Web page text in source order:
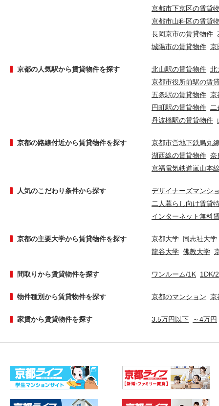
京都市下京区の賃貸
京都市山科区の賃貸
長岡京市の賃貸物件
城陽市の賃貸物件 京
京都の人気駅から賃貸物件を探す 北山駅の賃貸物件 北
京都市役所前駅の賃
五条駅の賃貸物件 京
円町駅の賃貸物件
丹波橋駅の賃貸物件
京都の路線付近から賃貸物件を探す
京都市営地下鉄烏丸
湖西線の賃貸物件 奈
京福電気鉄道嵐山本
人気のこだわり条件から探す
デザイナーズマンシ
二人暮らし向け賃貸
インターネット無料
京都の主要大学から賃貸物件を探す 京都大学 同志社大学
龍谷大学 佛教大学
間取りから賃貸物件を探す ワンルーム/1K 1DK/
物件種別から賃貸物件を探す 京都のマンション 京
家賃から賃貸物件を探す 3.5万円以下 ～4万円